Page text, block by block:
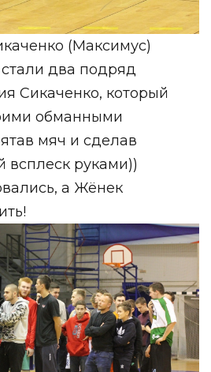
(Максимус)
два подряд
Сикаченко, который
обманными
мяч и сделав
всплеск руками))
а Жёнек